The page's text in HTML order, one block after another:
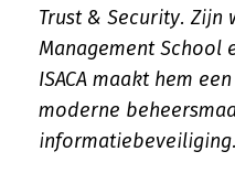
Trust & Security. Zijn
Management School
ISACA maakt hem
moderne
informatiebeveiliging.